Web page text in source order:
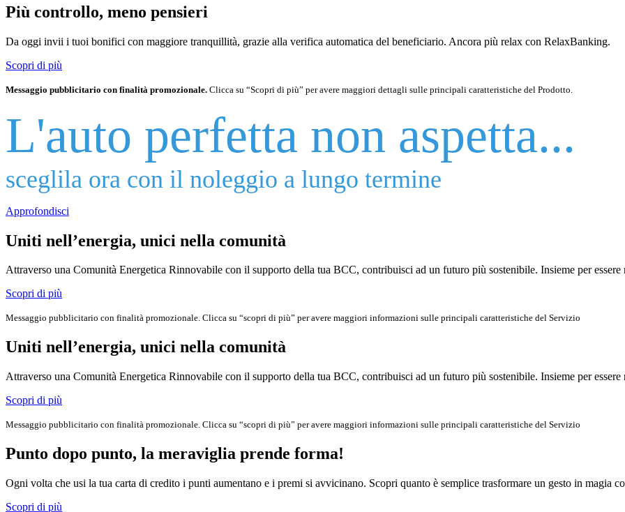
Più controllo, meno pensieri
Da oggi invii i tuoi bonifici con maggiore tranquillità, grazie alla verifica automatica del beneficiario. Ancora più relax con RelaxBanking.
Scopri di più
Messaggio pubblicitario con finalità promozionale. Clicca su “Scopri di più” per avere maggiori dettagli sulle principali caratteristiche del Prodotto.
L'auto perfetta non aspetta...
sceglila ora con il noleggio a lungo termine
Approfondisci
Uniti nell’energia, unici nella comunità
Attraverso una Comunità Energetica Rinnovabile con il supporto della tua BCC, contribuisci ad un futuro più sostenibile. Insieme per
Scopri di più
Messaggio pubblicitario con finalità promozionale. Clicca su “scopri di più” per avere maggiori informazioni sulle principali caratteristiche del Servizio
Uniti nell’energia, unici nella comunità
Attraverso una Comunità Energetica Rinnovabile con il supporto della tua BCC, contribuisci ad un futuro più sostenibile. Insieme per
Scopri di più
Messaggio pubblicitario con finalità promozionale. Clicca su “scopri di più” per avere maggiori informazioni sulle principali caratteristiche del Servizio
Punto dopo punto, la meraviglia prende forma!
Ogni volta che usi la tua carta di credito i punti aumentano e i premi si avvicinano. Scopri quanto è semplice trasformare un gesto in magia
Scopri di più